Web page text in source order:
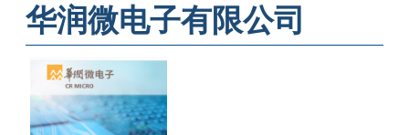
华润微电子有限公司